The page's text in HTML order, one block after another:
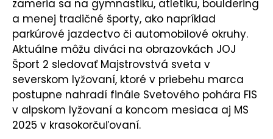
zameria sa na gymnastiku, atletiku, bouldering
a menej tradičné športy, ako napríklad
parkúrové jazdectvo či automobilové okruhy.
Aktuálne môžu diváci na obrazovkách JOJ
Šport 2 sledovať Majstrovstvá sveta v
severskom lyžovaní, ktoré v priebehu marca
postupne nahradí finále Svetového pohára FIS
v alpskom lyžovaní a koncom mesiaca aj MS
2025 v krasokorčuľovaní.